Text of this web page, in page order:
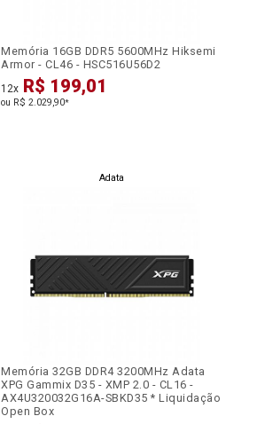
Memória 16GB DDR5 5600MHz Hiksemi
Armor - CL46 - HSC516U56D2
12x R$ 199,01
ou R$ 2.029,90*
Adata
Memória 32GB DDR4 3200MHz Adata
XPG Gammix D35 - XMP 2.0 - CL16 -
AX4U320032G16A-SBKD35 * Liquidação
Open Box